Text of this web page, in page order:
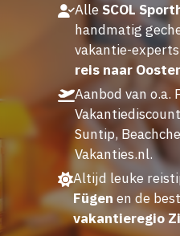
AlleSCOL
handmatig
vakantie-
reis naar
Aanbod van o.a.
Suntip,
Vakanties.nl.
Altijd leuke
Fügen en de
vakantieregio